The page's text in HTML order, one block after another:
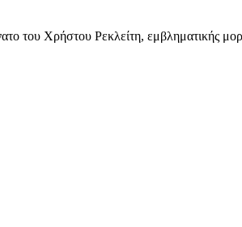
του Χρήστου Ρεκλείτη, εμβληματικής